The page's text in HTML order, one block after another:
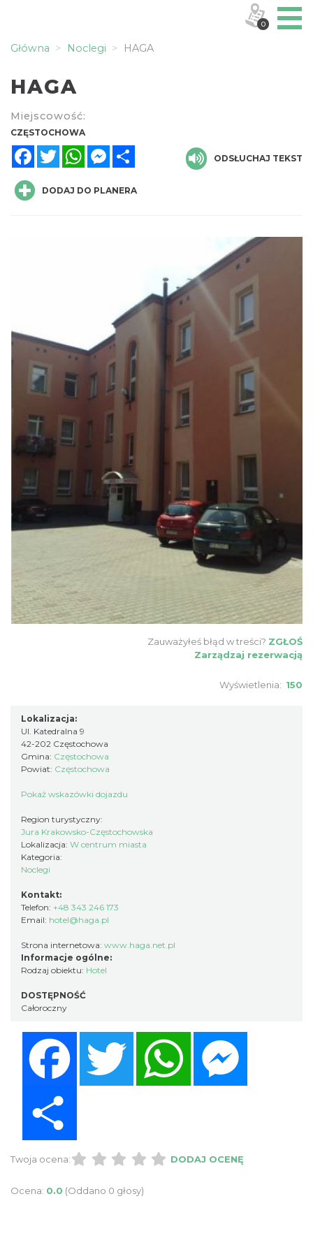
Główna Noclegi HAGA
HAGA
Miejscowość:
CZĘSTOCHOWA
FacebookTwitterWhatsAppMessenger
ODSŁUCHAJ TEKST
DODAJ DO PLANERA
Zauważyłeś błąd w treści? ZGŁOŚ
Zarządzaj rezerwacją
Wyświetlenia: 150
Lokalizacja:
Ul. Katedralna 9
42-202 Częstochowa
Gmina: Częstochowa
Powiat: Częstochowa
Pokaż wskazówki dojazdu
Region turystyczny:
Jura Krakowsko-Częstochowska
Lokalizacja: W centrum miasta
Kategoria:
Noclegi
Kontakt:
Telefon: +48 343 246 173
Email: hotel@haga.pl
Strona internetowa: www.haga.net.pl
Informacje ogólne:
Rodzaj obiektu: Hotel
DOSTĘPNOŚĆ
Całoroczny
Twitter WhatsApp
Twoja ocena: DODAJ OCENĘ
Ocena: 0.0 (Oddano 0 głosy)
0